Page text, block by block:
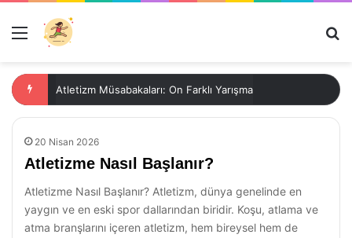
Menü
Atletizm Müsabakaları: On Farklı Yarışma
20 Nisan 2026
Atletizme Nasıl Başlanır?
Atletizme Nasıl Başlanır? Atletizm, dünya genelinde en
yaygın ve en eski spor dallarından biridir. Koşu, atlama ve
atma branşlarını içeren atletizm, hem bireysel hem de